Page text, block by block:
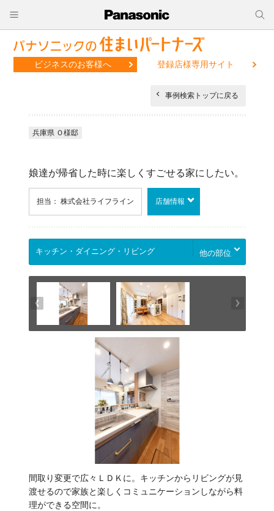
ビジネスのお客様へ 登録店様専用サイト
事例検索トップに戻る
兵庫県 Ｏ様邸
娘達が帰省した時に楽しくすごせる家にしたい。
担当： 株式会社ライフライン 店舗情報
他の部位
間取り変更で広々ＬＤＫに。キッチンからリビングが見
渡せるので家族と楽しくコミュニケーションしながら料
理ができる空間に。